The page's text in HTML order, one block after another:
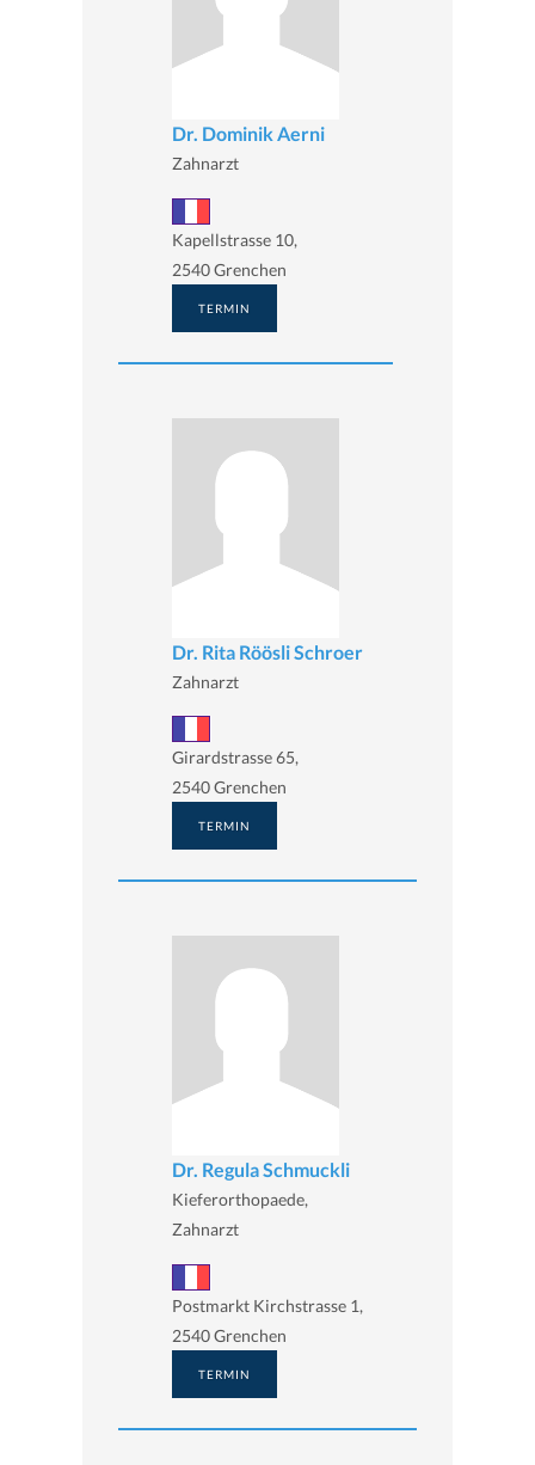
Dr. Dominik Aerni
Zahnarzt
Kapellstrasse 10,
2540 Grenchen
TERMIN
Dr. Rita Röösli Schroer
Zahnarzt
Girardstrasse 65,
2540 Grenchen
TERMIN
Dr. Regula Schmuckli
Kieferorthopaede,
Zahnarzt
Postmarkt Kirchstrasse 1,
2540 Grenchen
TERMIN